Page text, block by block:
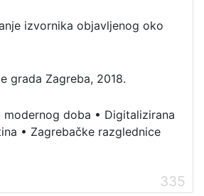
izvornika objavljenog oko
grada Zagreba, 2018.
modernog doba • Digitalizirana
• Zagrebačke razglednice
335